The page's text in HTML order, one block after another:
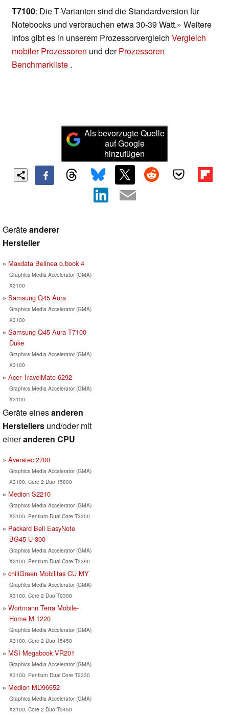
T7100: Die T-Varianten sind die Standardversion für
Notebooks und verbrauchen etwa 30-39 Watt.» Weitere
Infos gibt es in unserem Prozessorvergleich Vergleich
mobiler Prozessoren und derProzessoren
Benchmarkliste .
Als bevorzugte Quelle
auf Google
hinzufügen
Geräteanderer
Hersteller
Maxdata Belinea o.book 4
Graphics Media Accelerator (GMA)
X3100
Samsung Q45 Aura
Graphics Media Accelerator (GMA)
X3100
Samsung Q45 Aura T7100
Duke
Graphics Media Accelerator (GMA)
X3100
Acer TravelMate 6292
Graphics Media Accelerator (GMA)
X3100
Geräte einesanderen
Herstellers und/oder mit
eineranderen CPU
Averatec 2700
Graphics Media Accelerator (GMA)
X3100, Core 2 Duo T5800
Medion S2210
Graphics Media Accelerator (GMA)
X3100, Pentium Dual Core T3200
Packard Bell EasyNote
BG45-U-300
Graphics Media Accelerator (GMA)
X3100, Pentium Dual Core T2390
chiliGreen Mobilitas CU MY
Graphics Media Accelerator (GMA)
X3100, Core 2 Duo T9300
Wortmann Terra Mobile-
Home M 1220
Graphics Media Accelerator (GMA)
X3100, Core 2 Duo T5450
MSI Megabook VR201
Graphics Media Accelerator (GMA)
X3100, Pentium Dual Core T2330
Medion MD96652
Graphics Media Accelerator (GMA)
X3100, Core 2 Duo T5450